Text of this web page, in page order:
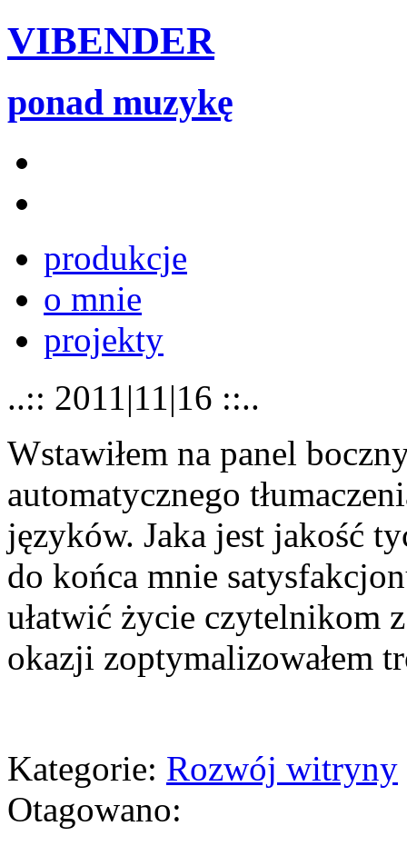
VIBENDER
ponad muzykę
produkcje
o mnie
projekty
..:: 2011|11|16 ::..
Wstawiłem na panel
automatycznego
języków. Jaka jest jakość
do końca mnie
ułatwić życie czytelnikom
okazji zoptymalizowałem
Kategorie: Rozwój witryny
Otagowano: